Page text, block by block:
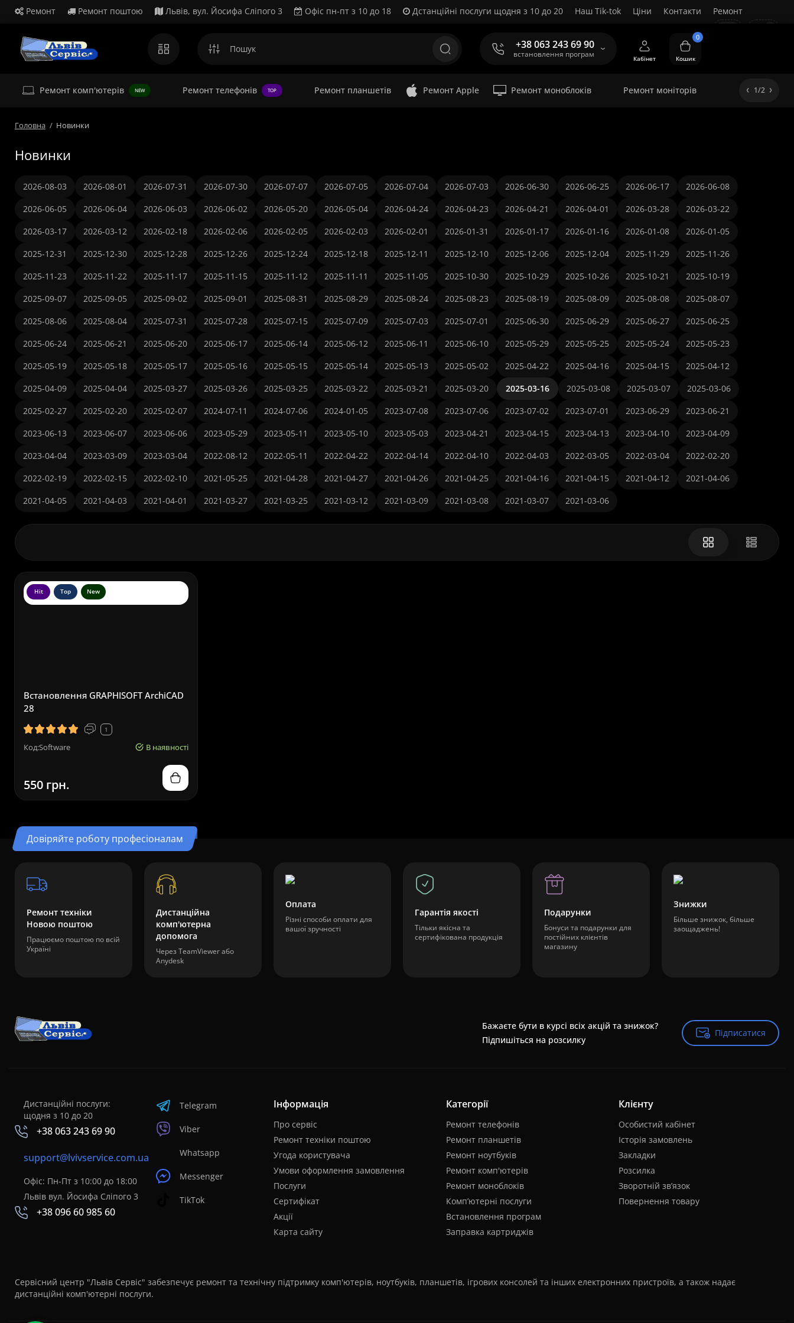
Ремонт Ремонт поштою Львів, вул. Йосифа Сліпого 3 Офіс пн-пт з 10 до 18 Дстанційні послуги щодня з 10 до 20 Наш Tik-tok Ціни Контакти Ремонт
+38 063 243 69 90
встановлення програм Кабінет
0
Кошик
Ремонт комп'ютерів NEW Ремонт телефонів TOP Ремонт планшетів Ремонт Apple Ремонт моноблоків Ремонт моніторів 1/2
Головна Новинки
Новинки
2026-08-03 2026-08-01 2026-07-31 2026-07-30 2026-07-07 2026-07-05 2026-07-04 2026-07-03 2026-06-30 2026-06-25 2026-06-17
2026-06-08
2026-06-05
2026-06-04 2026-06-03 2026-06-02 2026-05-20 2026-05-04 2026-04-24 2026-04-23 2026-04-21 2026-04-01 2026-03-28
2026-03-22
2026-03-17
2026-03-12 2026-02-18 2026-02-06 2026-02-05 2026-02-03 2026-02-01 2026-01-31 2026-01-17 2026-01-16 2026-01-08
2026-01-05
2025-12-31
2025-12-30 2025-12-28 2025-12-26 2025-12-24 2025-12-18 2025-12-11 2025-12-10 2025-12-06 2025-12-04 2025-11-29
2025-11-26
2025-11-23
2025-11-22 2025-11-17 2025-11-15 2025-11-12 2025-11-11 2025-11-05 2025-10-30 2025-10-29 2025-10-26 2025-10-21
2025-10-19
2025-09-07
2025-09-05 2025-09-02 2025-09-01 2025-08-31 2025-08-29 2025-08-24 2025-08-23 2025-08-19 2025-08-09 2025-08-08
2025-08-07
2025-08-06
2025-08-04 2025-07-31 2025-07-28 2025-07-15 2025-07-09 2025-07-03 2025-07-01 2025-06-30 2025-06-29 2025-06-27
2025-06-25
2025-06-24
2025-06-21 2025-06-20 2025-06-17 2025-06-14 2025-06-12 2025-06-11 2025-06-10 2025-05-29 2025-05-25 2025-05-24
2025-05-23
2025-05-19
2025-05-18 2025-05-17 2025-05-16 2025-05-15 2025-05-14 2025-05-13 2025-05-02 2025-04-22 2025-04-16 2025-04-15
2025-04-12
2025-04-09
2025-04-04 2025-03-27 2025-03-26 2025-03-25 2025-03-22 2025-03-21 2025-03-20 2025-03-16 2025-03-08 2025-03-07
2025-03-06
2025-02-27
2025-02-20 2025-02-07 2024-07-11 2024-07-06 2024-01-05 2023-07-08 2023-07-06 2023-07-02 2023-07-01 2023-06-29
2023-06-21
2023-06-13
2023-06-07 2023-06-06 2023-05-29 2023-05-11 2023-05-10 2023-05-03 2023-04-21 2023-04-15 2023-04-13 2023-04-10
2023-04-09
2023-04-04
2023-03-09 2023-03-04 2022-08-12 2022-05-11 2022-04-22 2022-04-14 2022-04-10 2022-04-03 2022-03-05 2022-03-04
2022-02-20
2022-02-19
2022-02-15 2022-02-10 2021-05-25 2021-04-28 2021-04-27 2021-04-26 2021-04-25 2021-04-16 2021-04-15 2021-04-12
2021-04-06
2021-04-05
2021-04-03 2021-04-01 2021-03-27 2021-03-25 2021-03-12 2021-03-09 2021-03-08 2021-03-07 2021-03-06
Hit Top New
Встановлення GRAPHISOFT ArchiCAD
28
1
Код:Software В наявності
550 грн.
Довіряйте роботу професіоналам
Ремонт техніки
Новою поштою
Працюємо поштою по всій
Україні
Дистанційна
комп'ютерна
допомога
Через TeamViewer або
Anydesk
Оплата
Різні способи оплати для
вашої зручності
Гарантія якості
Тільки якісна та
сертифікована продукція
Подарунки
Бонуси та подарунки для
постійних клієнтів
магазину
Знижки
Більше знижок, більше
заощаджень!
Бажаєте бути в курсі всіх акцій та знижок?
Підпишіться на розсилку
Підписатися
Підписатися
Дистанційні послуги:
щодня з 10 до 20
+38 063 243 69 90
support@lvivservice.com.ua
Офіс: Пн-Пт з 10:00 до 18:00
Львів вул. Йосифа Сліпого 3
+38 096 60 985 60
Telegram
Viber
Whatsapp
Messenger
TikTok
Інформація
Про сервіс
Ремонт техніки поштою
Угода користувача
Умови оформлення замовлення
Послуги
Сертифікат
Акції
Карта сайту
Категорії
Ремонт телефонів
Ремонт планшетів
Ремонт ноутбуків
Ремонт комп'ютерів
Ремонт моноблоків
Комп’ютерні послуги
Встановлення програм
Заправка картриджів
Клієнту
Особистий кабінет
Історія замовлень
Закладки
Розсилка
Зворотній зв’язок
Повернення товару
Сервісний центр "Львів Сервіс" забезпечує ремонт та технічну підтримку комп'ютерів, ноутбуків, планшетів, ігрових консолей та інших електронних пристроїв, а також надає
дистанційні комп'ютерні послуги.